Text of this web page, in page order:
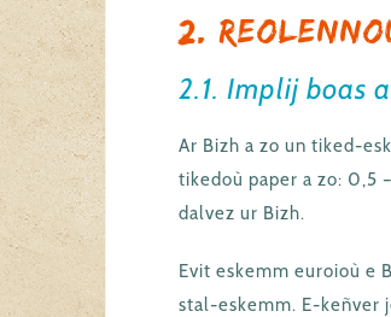
2.
2.1. Implij boas
Ar Bizh a zo un tiked-
tikedoù paper a zo: 0,5
dalvez ur Bizh.
Evit eskemm euroioù e
stal-eskemm. E-keñver